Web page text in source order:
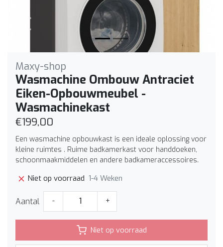
Maxy-shop
Wasmachine Ombouw Antraciet
Eiken-Opbouwmeubel -
Wasmachinekast
€199,00
Een wasmachine opbouwkast is een ideale oplossing voor
kleine ruimtes . Ruime badkamerkast voor handdoeken,
schoonmaakmiddelen en andere badkameraccessoires.
Niet op voorraad 1-4 Weken
Aantal - +
Niet op voorraad